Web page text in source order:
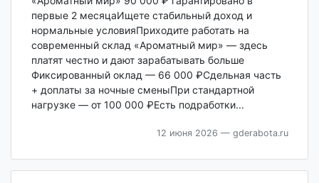
первые 2 месяцаИщете стабильный доход и
нормальные условияПриходите работать на
современный склад «Ароматный мир» — здесь
платят честно и дают зарабатывать больше
Фиксированный оклад — 66 000 ₽Сдельная часть
+ доплаты за ночные сменыПри стандартной
нагрузке — от 100 000 ₽Есть подработки...
12 июня 2026 — gderabota.ru